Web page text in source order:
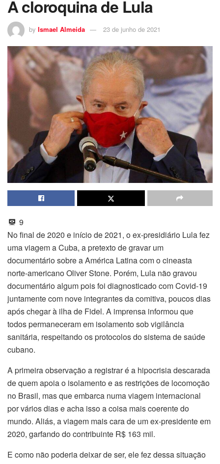
A cloroquina de Lula
by Ismael Almeida 23 de junho de 2021
9
No final de 2020 e início de 2021, o ex-presidiário Lula fez
uma viagem a Cuba, a pretexto de gravar um
documentário sobre a América Latina com o cineasta
norte-americano Oliver Stone. Porém, Lula não gravou
documentário algum pois foi diagnosticado com Covid-19
juntamente com nove integrantes da comitiva, poucos dias
após chegar à ilha de Fidel. A imprensa informou que
todos permaneceram em isolamento sob vigilância
sanitária, respeitando os protocolos do sistema de saúde
cubano.
A primeira observação a registrar é a hipocrisia descarada
de quem apoia o isolamento e as restrições de locomoção
no Brasil, mas que embarca numa viagem internacional
por vários dias e acha isso a coisa mais coerente do
mundo. Aliás, a viagem mais cara de um ex-presidente em
2020, garfando do contribuinte R$ 163 mil.
E como não poderia deixar de ser, ele fez dessa situação